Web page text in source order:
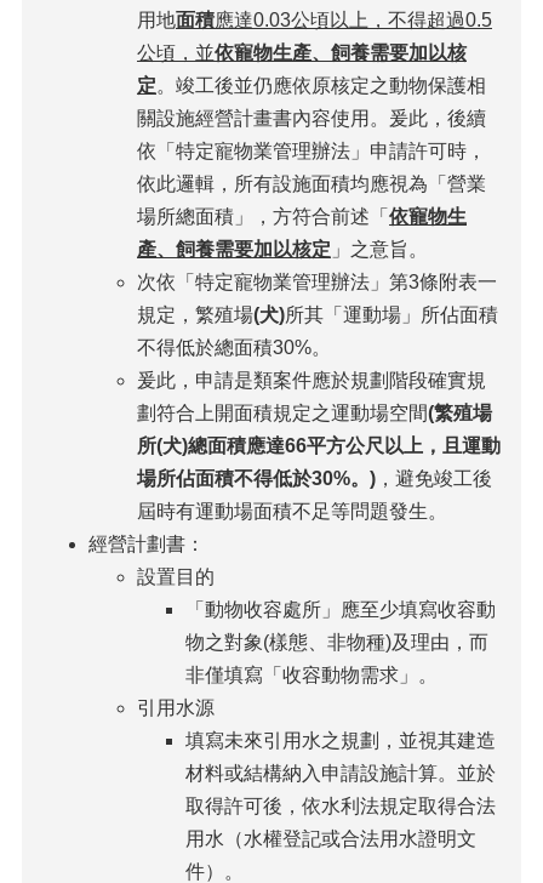
用地面積應達0.03公頃以上，不得超過0.5
公頃，並依寵物生產、飼養需要加以核
定。竣工後並仍應依原核定之動物保護相
關設施經營計畫書內容使用。爰此，後續
依「特定寵物業管理辦法」申請許可時，
依此邏輯，所有設施面積均應視為「營業
場所總面積」，方符合前述「 依寵物生
產、飼養需要加以核定 」之意旨。
次依「特定寵物業管理辦法」第3條附表一
規定，繁殖場(犬)所其「運動場」所佔面積
不得低於總面積30%。
爰此，申請是類案件應於規劃階段確實規
劃符合上開面積規定之運動場空間(繁殖場
所(犬)總面積應達66平方公尺以上，且運動
場所佔面積不得低於30%。) ，避免竣工後
屆時有運動場面積不足等問題發生。
經營計劃書：
設置目的
「動物收容處所」應至少填寫收容動
物之對象(樣態、非物種)及理由，而
非僅填寫「收容動物需求」。
引用水源
填寫未來引用水之規劃，並視其建造
材料或結構納入申請設施計算。並於
取得許可後，依水利法規定取得合法
用水（水權登記或合法用水證明文
件）。